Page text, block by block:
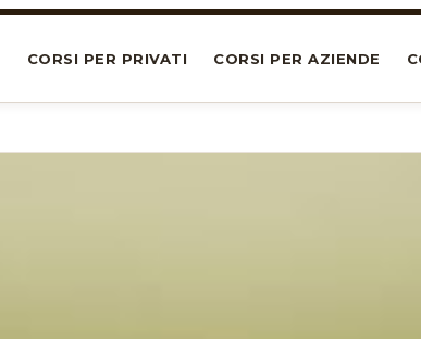
CORSI PER PRIVATI CORSI PER AZIENDE